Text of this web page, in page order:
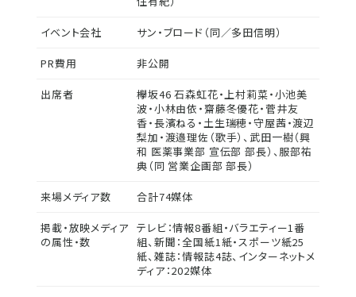
イベント会社 サン・ブロード（同／多田信明）
PR費用 非公開
出席者
欅坂46 石森虹花・上村莉菜・小池美
波・小林由依・齋藤冬優花・菅井友
香・長濱ねる・土生瑞穂・守屋茜・渡辺
梨加・渡邉理佐（歌手）、武田一樹（興
和 医薬事業部 宣伝部 部長）、服部祐
典（同 営業企画部 部長）
来場メディア数 合計74媒体
掲載・放映メディア
の属性・数
テレビ：情報8番組・バラエティー1番
組、新聞：全国紙1紙・スポーツ紙25
紙、雑誌：情報誌4誌、インターネットメ
ディア：202媒体